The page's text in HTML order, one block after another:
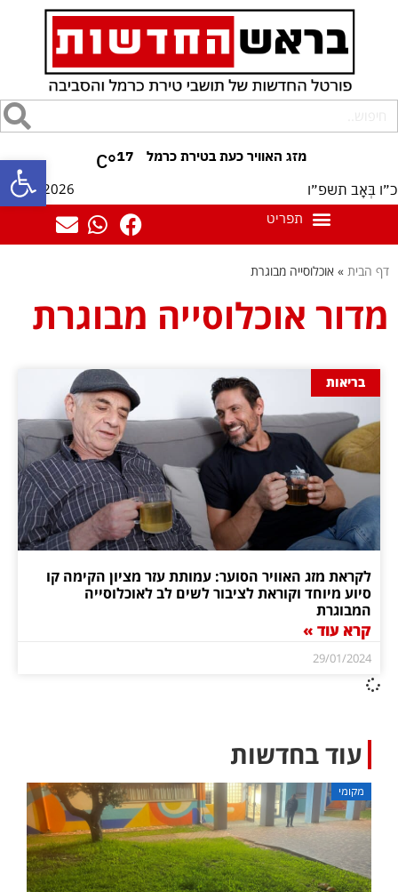
פתח 17
°C
כ״ו בְּאָב תשפ״ו 09/08/2026
דף הבית » אוכלוסייה מבוגרת
מדור אוכלוסייה מבוגרת
בריאות
לקראת מזג האוויר הסוער: עמותת עזר מציון הקימה קו
סיוע מיוחד וקוראת לציבור לשים לב לאוכלוסייה
המבוגרת
קרא עוד »
29/01/2024
עוד בחדשות
מקומי